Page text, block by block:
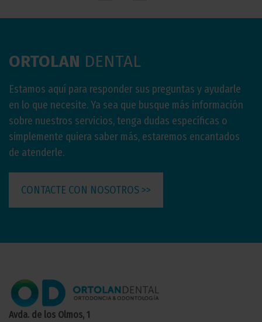
ORTOLAN DENTAL
Estamos aquí para responder sus preguntas y ayudarle
en lo que necesite. Ya sea que busque más información
sobre nuestros servicios, tenga dudas específicas o
simplemente quiera saber más, estaremos encantados
de atenderle.
CONTACTE CON NOSOTROS >>
Avda. de los Olmos, 1